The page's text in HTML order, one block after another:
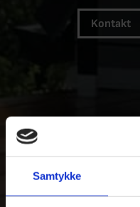
Samtykke
Kontakt